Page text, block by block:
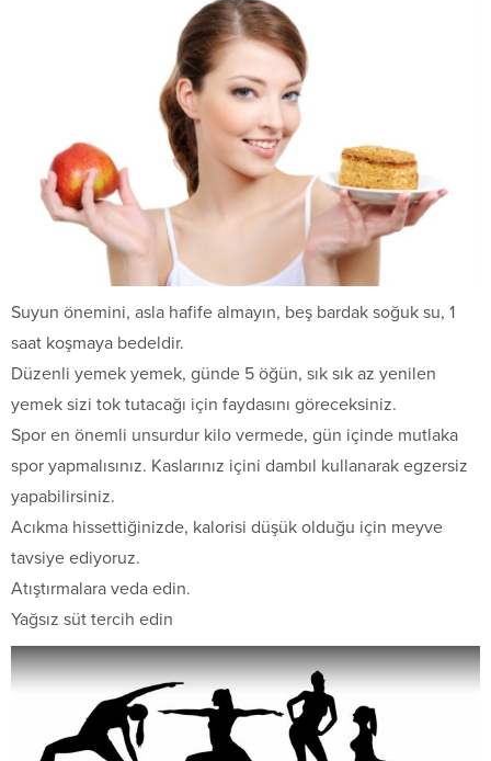
Suyun önemini, asla hafife almayın, beş bardak soğuk su, 1
saat koşmaya bedeldir.
Düzenli yemek yemek, günde 5 öğün, sık sık az yenilen
yemek sizi tok tutacağı için faydasını göreceksiniz.
Spor en önemli unsurdur kilo vermede, gün içinde mutlaka
spor yapmalısınız. Kaslarınız içini dambıl kullanarak egzersiz
yapabilirsiniz.
Acıkma hissettiğinizde, kalorisi düşük olduğu için meyve
tavsiye ediyoruz.
Atıştırmalara veda edin.
Yağsız süt tercih edin